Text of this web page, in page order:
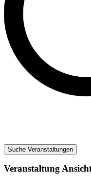
Suche Veranstaltungen
Veranstaltung